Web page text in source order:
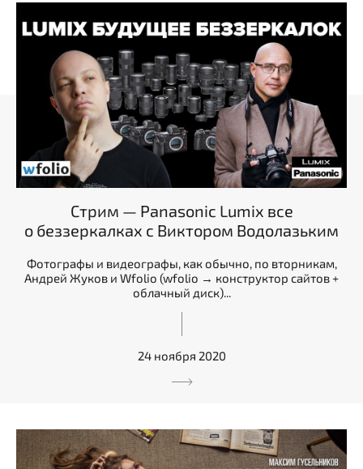
Стрим — Panasonic Lumix все
о беззеркалках с Виктором Водолазьким
Фотографы и видеографы, как обычно, по вторникам,
Андрей Жуков и Wfolio (wfolio → конструктор сайтов +
облачный диск)...
24 ноября 2020